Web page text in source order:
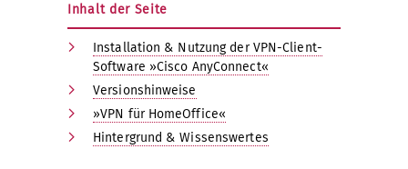
Inhalt der Seite
Installation & Nutzung der VPN-Client-
Software »Cisco AnyConnect«
Versionshinweise
»VPN für HomeOffice«
Hintergrund & Wissenswertes